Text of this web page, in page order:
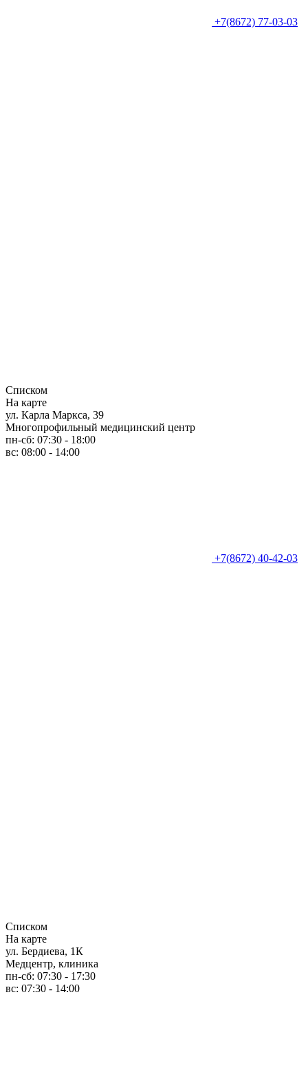
+7(8672) 77-03-03
Списком
На карте
ул. Карла Маркса, 39
Многопрофильный медицинский центр
пн-сб: 07:30 - 18:00
вс: 08:00 - 14:00
+7(8672) 40-42-03
Списком
На карте
ул. Бердиева, 1К
Медцентр, клиника
пн-сб: 07:30 - 17:30
вс: 07:30 - 14:00